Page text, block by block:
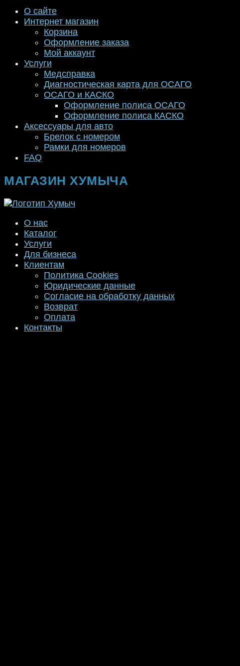
О сайте
Интернет магазин
Корзина
Оформление заказа
Мой аккаунт
Услуги
Медсправка
Диагностическая карта для ОСАГО
ОСАГО и КАСКО
Оформление полиса ОСАГО
Оформление полиса КАСКО
Аксессуары для авто
Брелок с номером
Рамки для номеров
FAQ
МАГАЗИН ХУМЫЧА
О нас
Каталог
Услуги
Для бизнеса
Клиентам
Политика Cookies
Юридические данные
Согласие на обработку данных
Возврат
Оплата
Контакты